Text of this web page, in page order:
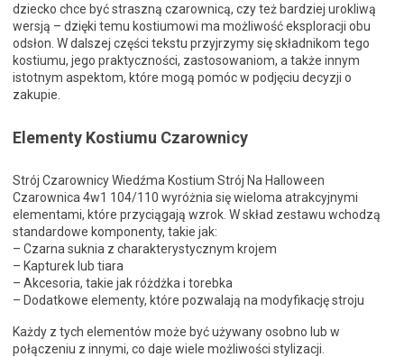
dziecko chce być straszną czarownicą, czy też bardziej urokliwą
wersją – dzięki temu kostiumowi ma możliwość eksploracji obu
odsłon. W dalszej części tekstu przyjrzymy się składnikom tego
kostiumu, jego praktyczności, zastosowaniom, a także innym
istotnym aspektom, które mogą pomóc w podjęciu decyzji o
zakupie.
Elementy Kostiumu Czarownicy
Strój Czarownicy Wiedźma Kostium Strój Na Halloween
Czarownica 4w1 104/110 wyróżnia się wieloma atrakcyjnymi
elementami, które przyciągają wzrok. W skład zestawu wchodzą
standardowe komponenty, takie jak:
– Czarna suknia z charakterystycznym krojem
– Kapturek lub tiara
– Akcesoria, takie jak różdżka i torebka
– Dodatkowe elementy, które pozwalają na modyfikację stroju
Każdy z tych elementów może być używany osobno lub w
połączeniu z innymi, co daje wiele możliwości stylizacji.